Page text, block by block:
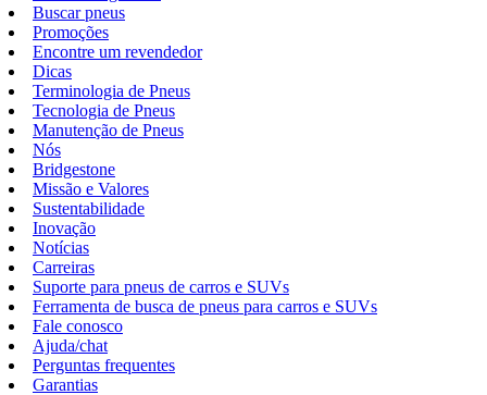
Buscar pneus
Promoções
Encontre um revendedor
Dicas
Terminologia de Pneus
Tecnologia de Pneus
Manutenção de Pneus
Nós
Bridgestone
Missão e Valores
Sustentabilidade
Inovação
Notícias
Carreiras
Suporte para pneus de carros e SUVs
Ferramenta de busca de pneus para carros e SUVs
Fale conosco
Ajuda/chat
Perguntas frequentes
Garantias